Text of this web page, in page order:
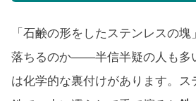
「石鹸の形をしたステンレスの
落ちるのか——半信半疑の人も多
は化学的な裏付けがあります。ス